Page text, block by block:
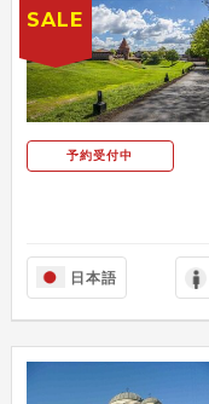
予約受付中
日本語
SALE